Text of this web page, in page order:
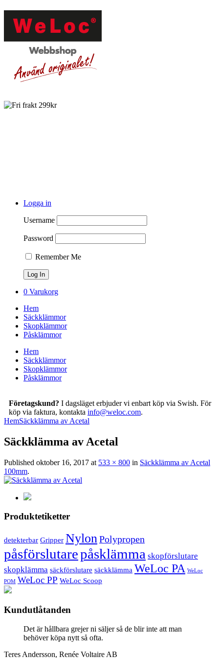
Logga in
Username
Password
Remember Me
0 Varukorg
Hem
Säckklämmor
Skopklämmor
Påsklämmor
Hem
Säckklämmor
Skopklämmor
Påsklämmor
Företagskund? I dagsläget erbjuder vi enbart köp via Swish. För
köp via faktura, kontakta info@weloc.com.
HemSäckklämma av Acetal
Säckklämma av Acetal
Published oktober 16, 2017 at 533 × 800 in Säckklämma av Acetal
100mm.
Produktetiketter
detekterbar Gripper NylonPolypropen
påsförslutarepåsklämma skopförslutare
skopklämma säckförslutare säckklämma WeLoc PA WeLoc
POM WeLoc PP WeLoc Scoop
Kundutlåtanden
Det är hållbara grejer ni säljer så de blir inte att man
behöver köpa nytt så ofta.
Teres Andersson, Renée Voltaire AB